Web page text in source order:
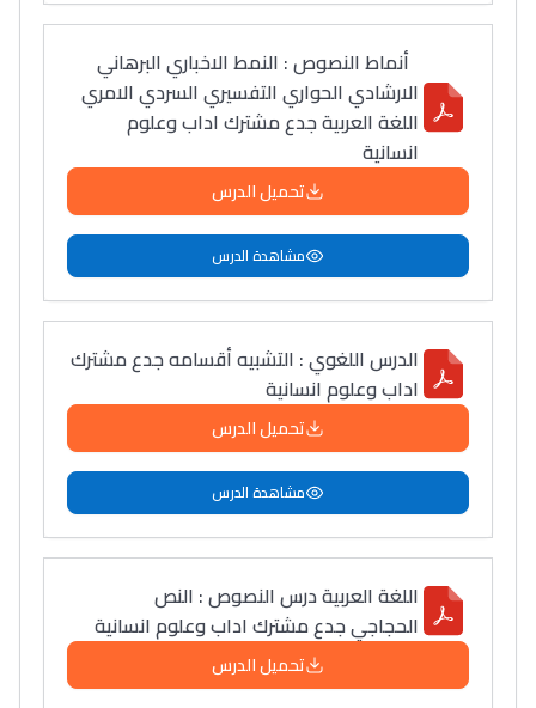
خطوة بخطوة - مترجم
القراية و الخدمة فمجال
تقويم البصر مع المختصّة
مريم الزواكي
مسار عبد العزيز فتيشي،
المبدع فمجال الديكور و
النحت اللي كيحلم يحيي
أكادير أوفلا
سقطت فالباك و سنة
2011 بدّلاتني بزّاف، مسار
إلياس أريدال، إطار
فمنظّمة دولية
مهنة التّرجمة، العمل
التّطوّعي، التّشبيك و
أشياء أخرى مع مامودو
سامورا
بطلة المغرب فالقفز
الطولي، ملاك البردع
كتحكي على تجربتها
فالرّياضة و الدّراسة
أنماط النصوص : النمط الاخباري البرهاني
الارشادي الحواري التفسيري السردي الامري
اللغة العربية جدع مشترك اداب وعلوم
انسانية
تحميل الدرس
مشاهدة الدرس
الدرس اللغوي : التشبيه أقسامه جدع مشترك
اداب وعلوم انسانية
تحميل الدرس
مشاهدة الدرس
اللغة العربية درس النصوص : النص
الحجاجي جدع مشترك اداب وعلوم انسانية
تحميل الدرس